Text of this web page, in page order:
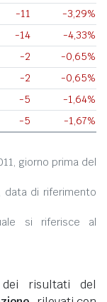
-11
-3,29%
-14
-4,33%
-2
-0,65%
-2
-0,65%
-5
-1,64%
-5 -1,67%
giorno prima del
data di riferimento
si riferisce al
risultati del